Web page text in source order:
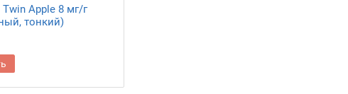
Apple 8 мг/г
тонкий)